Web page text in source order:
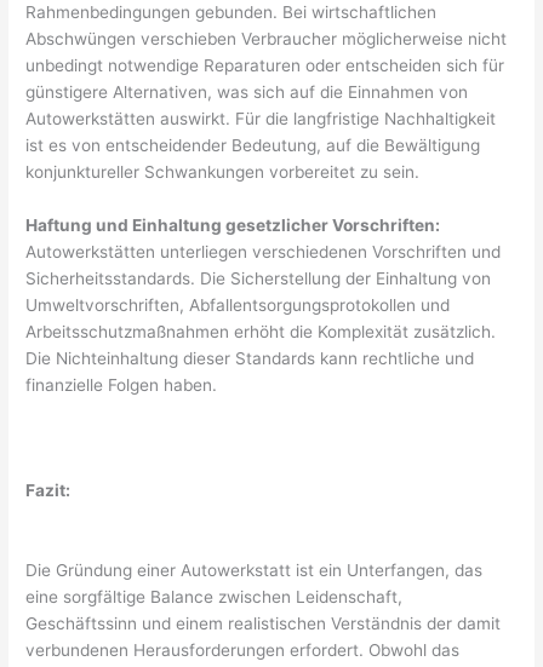
Rahmenbedingungen gebunden. Bei wirtschaftlichen
Abschwüngen verschieben Verbraucher möglicherweise nicht
unbedingt notwendige Reparaturen oder entscheiden sich für
günstigere Alternativen, was sich auf die Einnahmen von
Autowerkstätten auswirkt. Für die langfristige Nachhaltigkeit
ist es von entscheidender Bedeutung, auf die Bewältigung
konjunktureller Schwankungen vorbereitet zu sein.
Haftung und Einhaltung gesetzlicher Vorschriften:
Autowerkstätten unterliegen verschiedenen Vorschriften und
Sicherheitsstandards. Die Sicherstellung der Einhaltung von
Umweltvorschriften, Abfallentsorgungsprotokollen und
Arbeitsschutzmaßnahmen erhöht die Komplexität zusätzlich.
Die Nichteinhaltung dieser Standards kann rechtliche und
finanzielle Folgen haben.
Fazit:
Die Gründung einer Autowerkstatt ist ein Unterfangen, das
eine sorgfältige Balance zwischen Leidenschaft,
Geschäftssinn und einem realistischen Verständnis der damit
verbundenen Herausforderungen erfordert. Obwohl das